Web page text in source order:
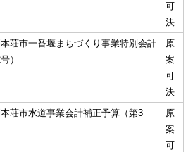
可
決
荘市一番堰まちづくり事業特別会計
）
原
案
可
決
荘市水道事業会計補正予算（第3
原
案
可